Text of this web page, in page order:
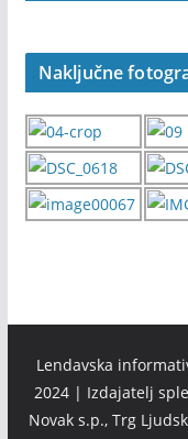
Naključne
Lendavska
2024 | Izdajatelj
Novak s.p., Trg